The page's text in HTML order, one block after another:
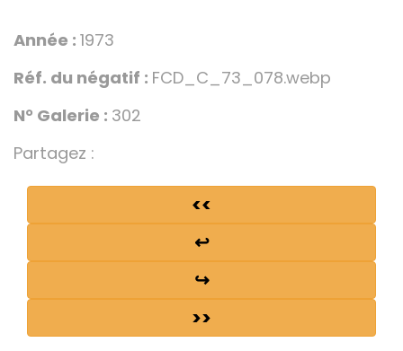
Année : 1973
Réf. du négatif : FCD_C_73_078.webp
N° Galerie : 302
Partagez :
<<
↩
↪
>>